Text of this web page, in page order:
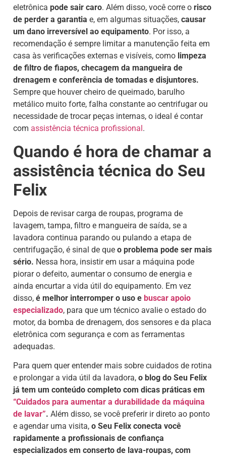
eletrônica pode sair caro. Além disso, você corre o risco
de perder a garantia e, em algumas situações, causar
um dano irreversível ao equipamento. Por isso, a
recomendação é sempre limitar a manutenção feita em
casa às verificações externas e visíveis, como limpeza
de filtro de fiapos, checagem da mangueira de
drenagem e conferência de tomadas e disjuntores.
Sempre que houver cheiro de queimado, barulho
metálico muito forte, falha constante ao centrifugar ou
necessidade de trocar peças internas, o ideal é contar
com assistência técnica profissional .
Quando é hora de chamar a
assistência técnica do Seu
Felix
Depois de revisar carga de roupas, programa de
lavagem, tampa, filtro e mangueira de saída, se a
lavadora continua parando ou pulando a etapa de
centrifugação, é sinal de que o problema pode ser mais
sério. Nessa hora, insistir em usar a máquina pode
piorar o defeito, aumentar o consumo de energia e
ainda encurtar a vida útil do equipamento. Em vez
disso, é melhor interromper o uso e buscar apoio
especializado, para que um técnico avalie o estado do
motor, da bomba de drenagem, dos sensores e da placa
eletrônica com segurança e com as ferramentas
adequadas.
Para quem quer entender mais sobre cuidados de rotina
e prolongar a vida útil da lavadora, o blog do Seu Felix
já tem um conteúdo completo com dicas práticas em
“Cuidados para aumentar a durabilidade da máquina
de lavar”. Além disso, se você preferir ir direto ao ponto
e agendar uma visita, o Seu Felix conecta você
rapidamente a profissionais de confiança
especializados em conserto de lava-roupas, com